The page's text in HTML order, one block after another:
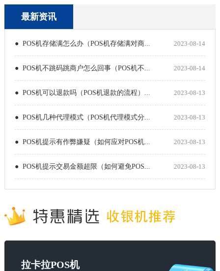
最新资讯
● POS机存储满怎么办（POS机存储满对商... 2023-08-14
● POS机不跳码跳商户怎么回事（POS机不... 2023-08-14
● POS机可以退款吗（POS机退款的流程）... 2023-08-13
● POS机几种代理模式（POS机代理模式分... 2023-08-13
● POS机提示有作弊嫌疑（如何应对POS机... 2023-08-13
● POS机提示交易金额超限（如何避免POS... 2023-08-13
拉卡拉POS机